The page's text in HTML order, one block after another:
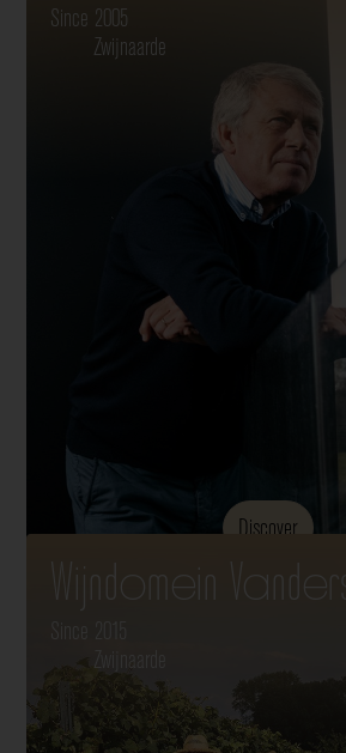
Since 2005
Zwijnaarde
Discover
Wijndomein
Zwijnaarde